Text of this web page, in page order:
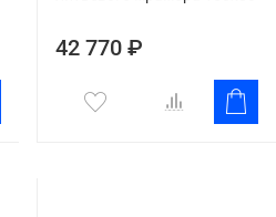
42 770 ₽